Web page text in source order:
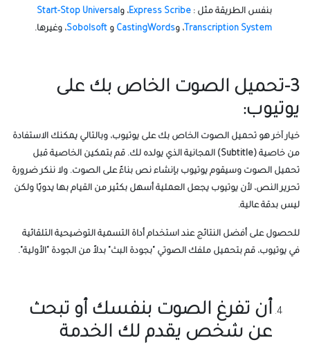
بنفس الطريقة مثل : Express Scribe، وStart-Stop Universal
Transcription System ، وCastingWords و Sobolsoft، وغيرها.
3-تحميل الصوت الخاص بك على
يوتيوب:
خيار آخر هو تحميل الصوت الخاص بك على يوتيوب، وبالتالي يمكنك الاستفادة
من خاصية (Subtitle) المجانية الذي يولده لك. قم بتمكين الخاصية قبل
تحميل الصوت وسيقوم يوتيوب بإنشاء نص بناءً على الصوت. ولا ننكر ضرورة
تحرير النص، لأن يوتيوب يجعل العملية أسهل بكثير من القيام بها يدويًا ولكن
ليس بدقة عالية.
للحصول على أفضل النتائج عند استخدام أداة التسمية التوضيحية التلقائية
في يوتيوب، قم بتحميل ملفك الصوتي "بجودة البث" بدلاً من الجودة "الأولية".
أن تفرغ الصوت بنفسك أو تبحث
عن شخص يقدم لك الخدمة